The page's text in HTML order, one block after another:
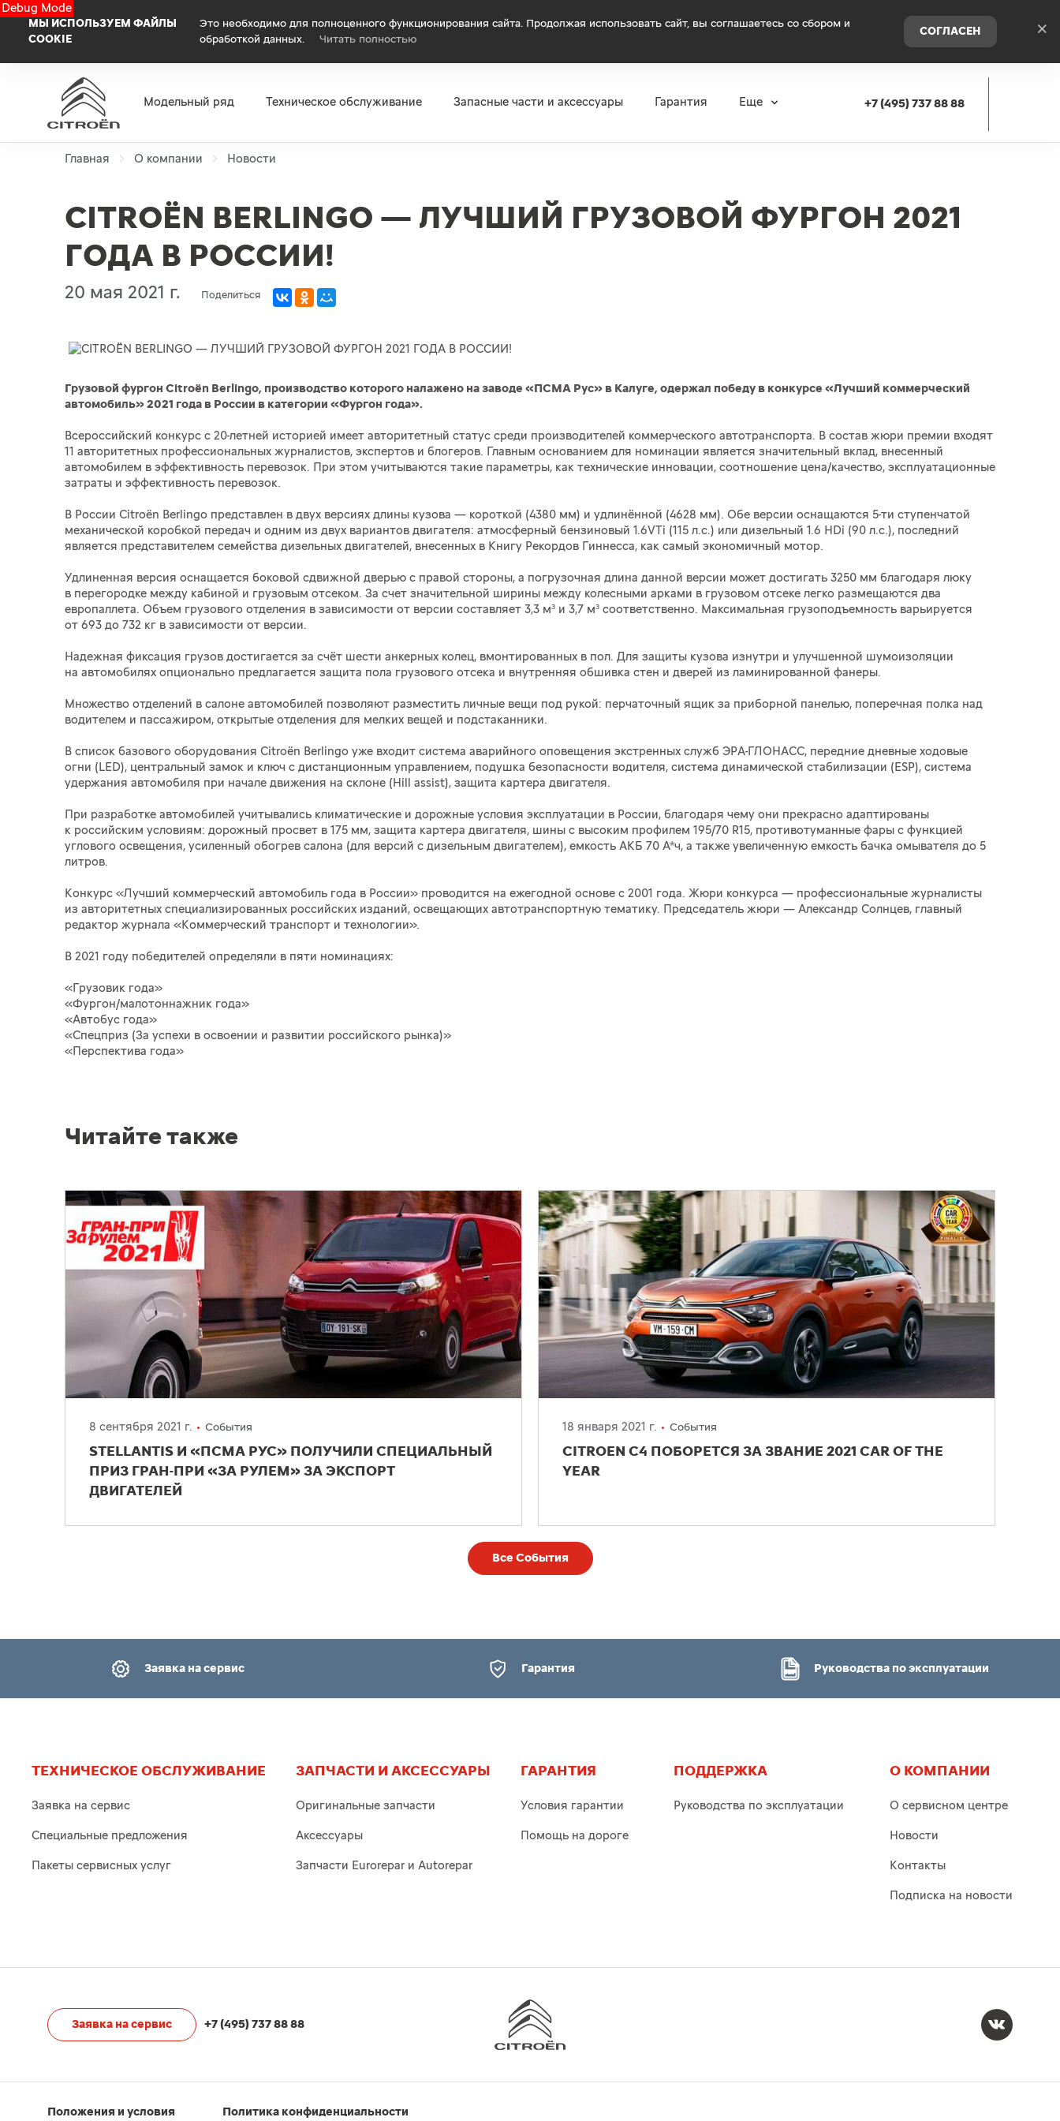
Debug Mode
МЫ ИСПОЛЬЗУЕМ ФАЙЛЫ
COOKIE
Это необходимо для полноценного функционирования сайта. Продолжая использовать сайт, вы соглашаетесь со сбором и
обработкой данных.
Читать полностью
СОГЛАСЕН ×
Модельный ряд Техническое обслуживание Запасные части и аксессуары Гарантия Еще +7 (495) 737 88 88
Главная О компании Новости
CITROЁN BERLINGO — ЛУЧШИЙ ГРУЗОВОЙ ФУРГОН 2021
ГОДА В РОССИИ!
20 мая 2021 г. Поделиться
Грузовой фургон Citroёn Berlingo, производство которого налажено на заводе «ПСМА Рус» в Калуге, одержал победу в конкурсе «Лучший коммерческий
автомобиль» 2021 года в России в категории «Фургон года».
Всероссийский конкурс с 20-летней историей имеет авторитетный статус среди производителей коммерческого автотранспорта. В состав жюри премии входят
11 авторитетных профессиональных журналистов, экспертов и блогеров. Главным основанием для номинации является значительный вклад, внесенный
автомобилем в эффективность перевозок. При этом учитываются такие параметры, как технические инновации, соотношение цена/качество, эксплуатационные
затраты и эффективность перевозок.
В России Citroёn Berlingo представлен в двух версиях длины кузова — короткой (4380 мм) и удлинённой (4628 мм). Обе версии оснащаются 5-ти ступенчатой
механической коробкой передач и одним из двух вариантов двигателя: атмосферный бензиновый 1.6VTi (115 л.с.) или дизельный 1.6 HDi (90 л.с.), последний
является представителем семейства дизельных двигателей, внесенных в Книгу Рекордов Гиннесса, как самый экономичный мотор.
Удлиненная версия оснащается боковой сдвижной дверью с правой стороны, а погрузочная длина данной версии может достигать 3250 мм благодаря люку
в перегородке между кабиной и грузовым отсеком. За счет значительной ширины между колесными арками в грузовом отсеке легко размещаются два
европаллета. Объем грузового отделения в зависимости от версии составляет 3,3 м³ и 3,7 м³ соответственно. Максимальная грузоподъемность варьируется
от 693 до 732 кг в зависимости от версии.
Надежная фиксация грузов достигается за счёт шести анкерных колец, вмонтированных в пол. Для защиты кузова изнутри и улучшенной шумоизоляции
на автомобилях опционально предлагается защита пола грузового отсека и внутренняя обшивка стен и дверей из ламинированной фанеры.
Множество отделений в салоне автомобилей позволяют разместить личные вещи под рукой: перчаточный ящик за приборной панелью, поперечная полка над
водителем и пассажиром, открытые отделения для мелких вещей и подстаканники.
В список базового оборудования Citroёn Berlingo уже входит система аварийного оповещения экстренных служб ЭРА-ГЛОНАСС, передние дневные ходовые
огни (LED), центральный замок и ключ с дистанционным управлением, подушка безопасности водителя, система динамической стабилизации (ESP), система
удержания автомобиля при начале движения на склоне (Hill assist), защита картера двигателя.
При разработке автомобилей учитывались климатические и дорожные условия эксплуатации в России, благодаря чему они прекрасно адаптированы
к российским условиям: дорожный просвет в 175 мм, защита картера двигателя, шины с высоким профилем 195/70 R15, противотуманные фары с функцией
углового освещения, усиленный обогрев салона (для версий с дизельным двигателем), емкость АКБ 70 А*ч, а также увеличенную емкость бачка омывателя до 5
литров.
Конкурс «Лучший коммерческий автомобиль года в России» проводится на ежегодной основе с 2001 года. Жюри конкурса — профессиональные журналисты
из авторитетных специализированных российских изданий, освещающих автотранспортную тематику. Председатель жюри — Александр Солнцев, главный
редактор журнала «Коммерческий транспорт и технологии».
В 2021 году победителей определяли в пяти номинациях:
«Грузовик года»
«Фургон/малотоннажник года»
«Автобус года»
«Спецприз (За успехи в освоении и развитии российского рынка)»
«Перспектива года»
Читайте также
8 сентября 2021 г. События
STELLANTIS И «ПСМА РУС» ПОЛУЧИЛИ СПЕЦИАЛЬНЫЙ
ПРИЗ ГРАН-ПРИ «ЗА РУЛЕМ» ЗА ЭКСПОРТ
ДВИГАТЕЛЕЙ
18 января 2021 г. События
CITROEN C4 ПОБОРЕТСЯ ЗА ЗВАНИЕ 2021 CAR OF THE
YEAR
Все События
Заявка на сервис Гарантия Руководства по эксплуатации
ТЕХНИЧЕСКОЕ ОБСЛУЖИВАНИЕ
Заявка на сервис
Специальные предложения
Пакеты сервисных услуг
ЗАПЧАСТИ И АКСЕССУАРЫ
Оригинальные запчасти
Аксессуары
Запчасти Eurorepar и Autorepar
ГАРАНТИЯ
Условия гарантии
Помощь на дороге
ПОДДЕРЖКА
Руководства по эксплуатации
О КОМПАНИИ
О сервисном центре
Новости
Контакты
Подписка на новости
+7 (495) 737 88 88
Заявка на сервис
Положения и условия Политика конфиденциальности